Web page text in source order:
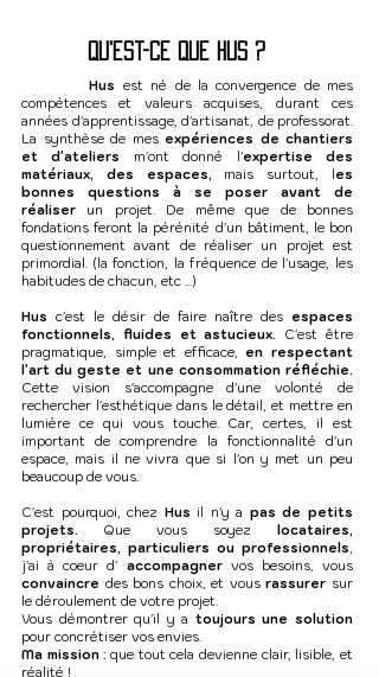
Qu'est-ce que hus ?
Hus est né de la convergence de mes
compétences et valeurs acquises, durant ces
années d'apprentissage, d'artisanat, de professorat.
La synthèse de mes expériences de chantiers
et d'ateliers m'ont donné l'expertise des
matériaux, des espaces, mais surtout, les
bonnes questions à se poser avant de
réaliser un projet. De même que de bonnes
fondations feront la pérénité d'un bâtiment, le bon
questionnement avant de réaliser un projet est
primordial. (la fonction, la fréquence de l'usage, les
habitudes de chacun, etc ...)
Hus c'est le désir de faire naître des espaces
fonctionnels, fluides et astucieux. C'est être
pragmatique, simple et efficace, en respectant
l'art du geste et une consommation réfléchie.
Cette vision s'accompagne d'une volonté de
rechercher l'esthétique dans le détail, et mettre en
lumière ce qui vous touche. Car,certes, il est
important de comprendre la fonctionnalité d'un
espace, mais il ne vivra que si l'on y met un peu
beaucoup de vous.
C'est pourquoi, chez Hus il n'y a pas de petits
projets. Que vous soyez locataires,
propriétaires, particuliers ou professionnels,
j'ai à coeur d' accompagnervos besoins, vous
convaincre des bons choix, et vousrassurer sur
le déroulement de votre projet.
Vous démontrer qu'il y a toujours une solution
pour concrétiser vos envies.
Ma mission: que tout cela devienne clair, lisible, et
réalité !